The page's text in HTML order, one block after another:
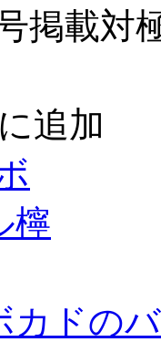
掲載対
追加
カドの